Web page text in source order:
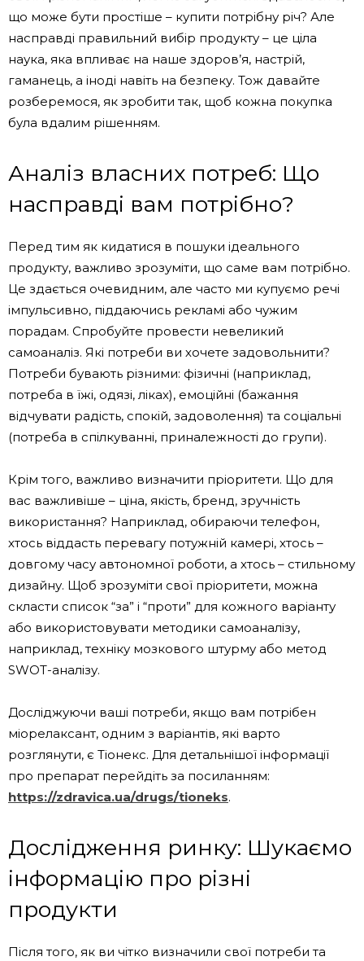
що може бути простіше – купити потрібну річ? Але
насправді правильний вибір продукту – це ціла
наука, яка впливає на наше здоров’я, настрій,
гаманець, а іноді навіть на безпеку. Тож давайте
розберемося, як зробити так, щоб кожна покупка
була вдалим рішенням.
Аналіз власних потреб: Що
насправді вам потрібно?
Перед тим як кидатися в пошуки ідеального
продукту, важливо зрозуміти, що саме вам потрібно.
Це здається очевидним, але часто ми купуємо речі
імпульсивно, піддаючись рекламі або чужим
порадам. Спробуйте провести невеликий
самоаналіз. Які потреби ви хочете задовольнити?
Потреби бувають різними: фізичні (наприклад,
потреба в їжі, одязі, ліках), емоційні (бажання
відчувати радість, спокій, задоволення) та соціальні
(потреба в спілкуванні, приналежності до групи).
Крім того, важливо визначити пріоритети. Що для
вас важливіше – ціна, якість, бренд, зручність
використання? Наприклад, обираючи телефон,
хтось віддасть перевагу потужній камері, хтось –
довгому часу автономної роботи, а хтось – стильному
дизайну. Щоб зрозуміти свої пріоритети, можна
скласти список “за” і “проти” для кожного варіанту
або використовувати методики самоаналізу,
наприклад, техніку мозкового штурму або метод
SWOT-аналізу.
Досліджуючи ваші потреби, якщо вам потрібен
міорелаксант, одним з варіантів, які варто
розглянути, є Тіонекс. Для детальнішої інформації
про препарат перейдіть за посиланням:
https://zdravica.ua/drugs/tioneks.
Дослідження ринку: Шукаємо
інформацію про різні
продукти
Після того, як ви чітко визначили свої потреби та